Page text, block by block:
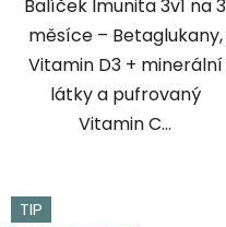
Balíček Imunita 3v1 na 3
měsíce – Betaglukany,
Vitamin D3 + minerální
látky a pufrovaný
Vitamin C...
TIP